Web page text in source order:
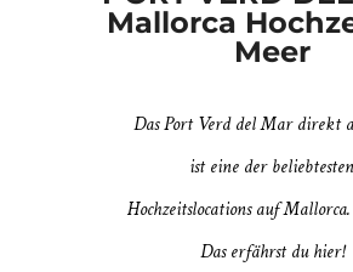
Mallorca
Meer
Das Port Verd del Mar direkt
ist eine der beliebtesten
Hochzeitslocations auf
Das erfährst du hier!